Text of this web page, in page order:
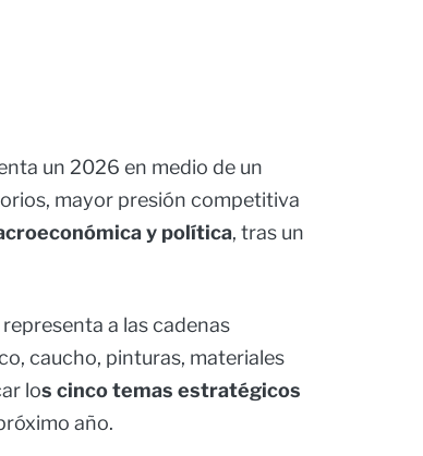
un 2026 en medio de un
mayor presión competitiva
y política, tras un
a las cadenas
caucho, pinturas, materiales
los cinco temas estratégicos
año.